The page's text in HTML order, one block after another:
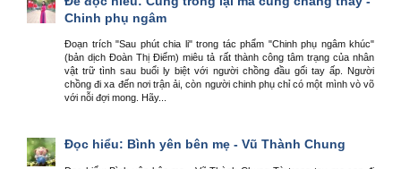
Chinh phụ ngâm
Đoạn trích "Sau phút chia li" trong tác phẩm "Chinh phụ ngâm khúc"
(bản dịch Đoàn Thị Điểm) miêu tả rất thành công tâm trạng của nhân
vật trữ tình sau buổi ly biệt với người chồng đầu gối tay ấp. Người
chồng đi xa đến nơi trận ải, còn người chinh phụ chỉ có một mình vò võ
với nỗi đợi mong. Hãy...
Đọc hiểu: Bình yên bên mẹ - Vũ Thành Chung